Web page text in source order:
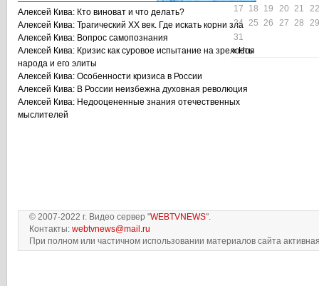
Алексей Кива: Кто виноват и что делать?
Алексей Кива: Трагический XX век. Где искать корни зла
Алексей Кива: Вопрос самопознания
Алексей Кива: Кризис как суровое испытание на зрелость
народа и его элиты
Алексей Кива: Особенности кризиса в России
Алексей Кива: В России неизбежна духовная революция
Алексей Кива: Недооцененные знания отечественных
мыслителей
17
18 19 20 21
22
24 25 26 27 28
29
31
« Ноя
© 2007-2022 г. Видео сервер "WEBTVNEWS".
Контакты: webtvnews@mail.ru
При полном или частичном использовании материалов сайта